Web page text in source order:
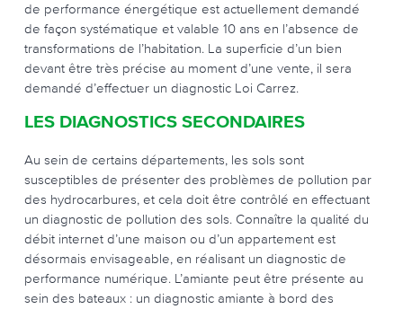
de performance énergétique est actuellement demandé
de façon systématique et valable 10 ans en l’absence de
transformations de l’habitation. La superficie d’un bien
devant être très précise au moment d’une vente, il sera
demandé d’effectuer un diagnostic Loi Carrez.
LES DIAGNOSTICS SECONDAIRES
Au sein de certains départements, les sols sont
susceptibles de présenter des problèmes de pollution par
des hydrocarbures, et cela doit être contrôlé en effectuant
un diagnostic de pollution des sols. Connaître la qualité du
débit internet d’une maison ou d’un appartement est
désormais envisageable, en réalisant un diagnostic de
performance numérique. L’amiante peut être présente au
sein des bateaux : un diagnostic amiante à bord des